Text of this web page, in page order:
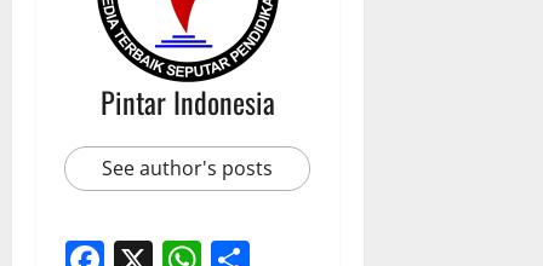
Pintar Indonesia
See author's posts